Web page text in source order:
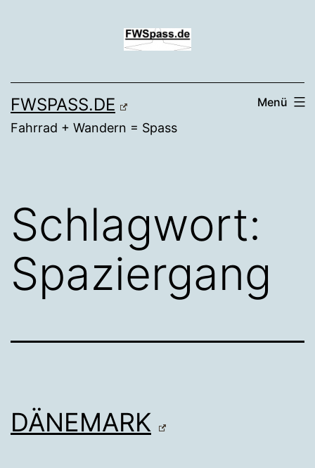
FWSPASS.DE
Fahrrad + Wandern = Spass
Menü
Schlagwort:
Spaziergang
DÄNEMARK